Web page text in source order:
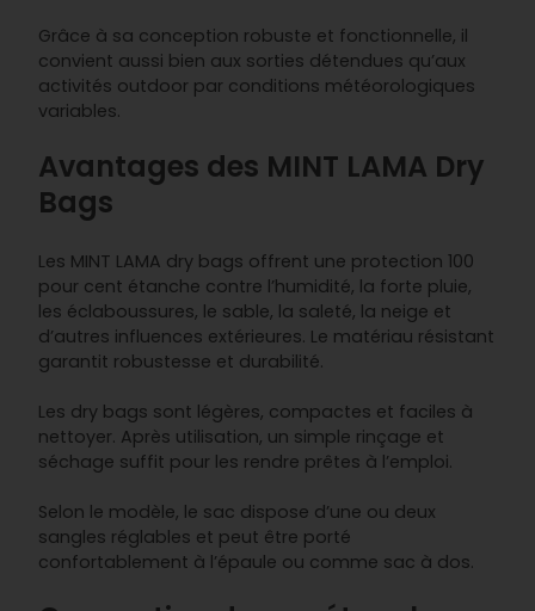
Grâce à sa conception robuste et fonctionnelle, il
convient aussi bien aux sorties détendues qu’aux
activités outdoor par conditions météorologiques
variables.
Avantages des MINT LAMA Dry
Bags
Les MINT LAMA dry bags offrent une protection 100
pour cent étanche contre l’humidité, la forte pluie,
les éclaboussures, le sable, la saleté, la neige et
d’autres influences extérieures. Le matériau résistant
garantit robustesse et durabilité.
Les dry bags sont légères, compactes et faciles à
nettoyer. Après utilisation, un simple rinçage et
séchage suffit pour les rendre prêtes à l’emploi.
Selon le modèle, le sac dispose d’une ou deux
sangles réglables et peut être porté
confortablement à l’épaule ou comme sac à dos.